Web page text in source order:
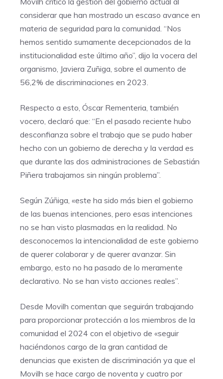
considerar que han mostrado un escaso avance en
materia de seguridad para la comunidad. “Nos
hemos sentido sumamente decepcionados de la
institucionalidad este último año”, dijo la vocera del
organismo, Javiera Zuñiga, sobre el aumento de
56,2% de discriminaciones en 2023.
Respecto a esto, Óscar Rementeria, también
vocero, declaró que: “En el pasado reciente hubo
desconfianza sobre el trabajo que se pudo haber
hecho con un gobierno de derecha y la verdad es
que durante las dos administraciones de Sebastián
Piñera trabajamos sin ningún problema”.
Según Zúñiga, «este ha sido más bien el gobierno
de las buenas intenciones, pero esas intenciones
no se han visto plasmadas en la realidad. No
desconocemos la intencionalidad de este gobierno
de querer colaborar y de querer avanzar. Sin
embargo, esto no ha pasado de lo meramente
declarativo. No se han visto acciones reales”.
Desde Movilh comentan que seguirán trabajando
para proporcionar protección a los miembros de la
comunidad el 2024 con el objetivo de «seguir
haciéndonos cargo de la gran cantidad de
denuncias que existen de discriminación ya que el
Movilh se hace cargo de noventa y cuatro por